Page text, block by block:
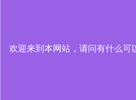
欢迎来到本网站，请问有什么可